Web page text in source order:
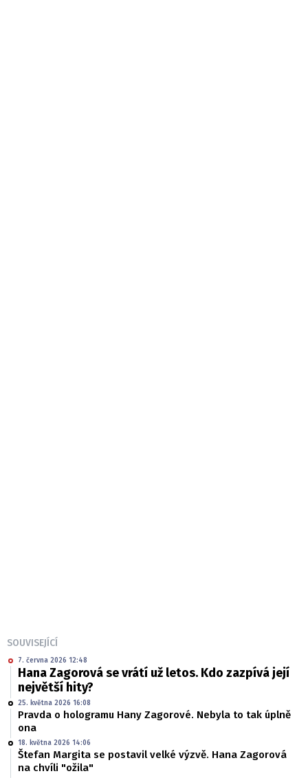
SOUVISEJÍCÍ
7. června 2026 12:48
Hana Zagorová se vrátí už letos. Kdo zazpívá její
největší hity?
25. května 2026 16:08
Pravda o hologramu Hany Zagorové. Nebyla to tak úplně
ona
18. května 2026 14:06
Štefan Margita se postavil velké výzvě. Hana Zagorová
na chvíli "ožila"